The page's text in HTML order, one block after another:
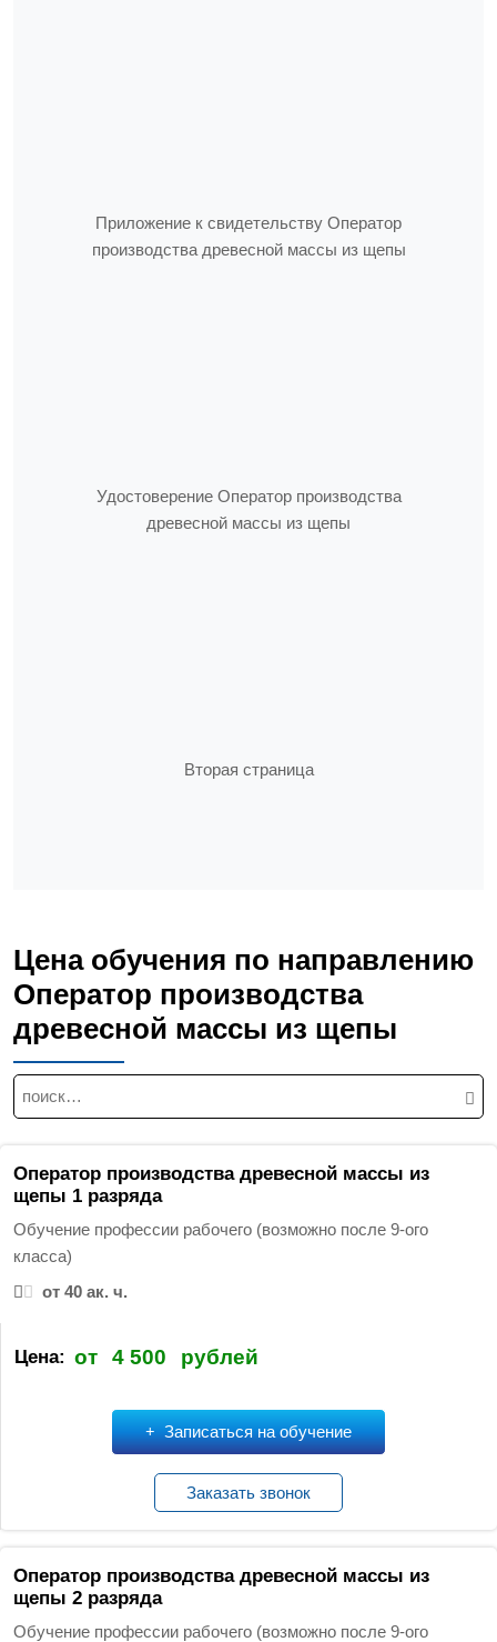
Приложение к свидетельству Оператор
производства древесной массы из щепы
Удостоверение Оператор производства
древесной массы из щепы
Вторая страница
Цена обучения по направлению
Оператор производства
древесной массы из щепы
Н
а
т
и
Оператор производства древесной массы из
щепы 1 разряда
Обучение профессии рабочего (возможно после 9-ого
класса)
от 40 ак. ч.
Цена: от 4 500 рублей
Записаться на обучение
Заказать звонок
Оператор производства древесной массы из
щепы 2 разряда
Обучение профессии рабочего (возможно после 9-ого